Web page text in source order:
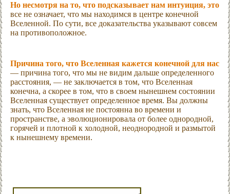
Но несмотря на то, что подсказывает нам интуиция, это
все не означает, что мы находимся в центре конечной
Вселенной. По сути, все доказательства указывают совсем
на противоположное.
Причина того, что Вселенная кажется конечной для нас
— причина того, что мы не видим дальше определенного
расстояния, — не заключается в том, что Вселенная
конечна, а скорее в том, что в своем нынешнем состоянии
Вселенная существует определенное время. Вы должны
знать, что Вселенная не постоянна во времени и
пространстве, а эволюционировала от более однородной,
горячей и плотной к холодной, неоднородной и размытой
к нынешнему времени.